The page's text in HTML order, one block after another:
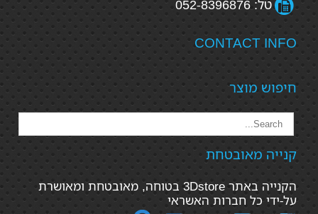
טל: 052-8396876
CONTACT INFO
חיפוש מוצר
קנייה מאובטחת
הקנייה באתר 3Dstore בטוחה, מאובטחת ומאושרת
על-ידי כל חברות האשראי